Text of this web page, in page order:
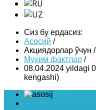
Сиз бу ердасиз:
Асосий /
Акциядорлар ўчун /
Муҳим фактлар /
08.04.2024 yildagi
kengashi)